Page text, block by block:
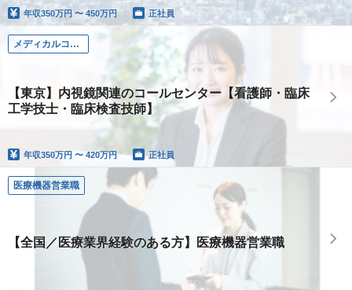
年収350万円 〜 450万円 正社員
メディカルコミュニケーター（看護師）
【東京】内視鏡関連のコールセンター【看護師・臨床
工学技士・臨床検査技師】
年収350万円 〜 420万円 正社員
医療機器営業職
【全国／医療業界経験のある方】医療機器営業職